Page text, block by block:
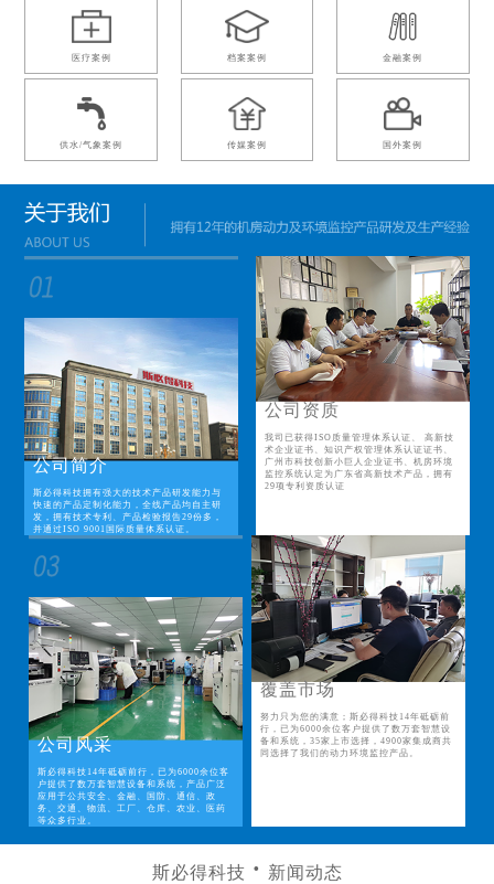
医疗案例 档案案例 金融案例
供水/气象案例 传媒案例 国外案例
公司简介
斯必得科技拥有强大的技术产品研发能力与
快速的产品定制化能力，全线产品均自主研
发，拥有技术专利、产品检验报告29份多，
并通过ISO 9001国际质量体系认证。
公司资质
我司已获得ISO质量管理体系认证、 高新技
术企业证书、知识产权管理体系认证证书、
广州市科技创新小巨人企业证书、机房环境
监控系统认定为广东省高新技术产品，拥有
29项专利资质认证
公司风采
斯必得科技14年砥砺前行，已为6000余位客
户提供了数万套智慧设备和系统，产品广泛
应用于公共安全、金融、国防、通信、政
务、交通、物流、工厂、仓库、农业、医药
等众多行业。
覆盖市场
努力只为您的满意；斯必得科技14年砥砺前
行，已为6000余位客户提供了数万套智慧设
备和系统，35家上市选择，4900家集成商共
同选择了我们的动力环境监控产品。
斯必得科技 新闻动态